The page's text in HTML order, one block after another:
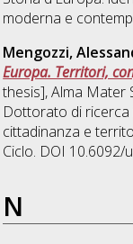
moderna e
Mengozzi,
Europa. Territori,
thesis], Alma Mater
Dottorato di ricerca
cittadinanza e
Ciclo. DOI
N